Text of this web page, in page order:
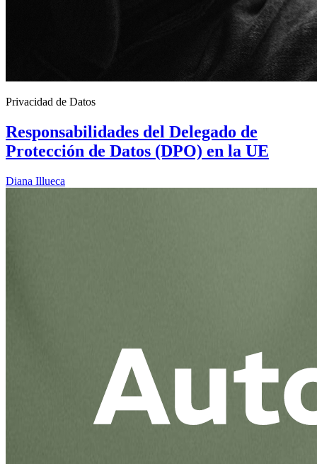
Privacidad de Datos
Responsabilidades del Delegado de
Protección de Datos (DPO) en la UE
Diana Illueca